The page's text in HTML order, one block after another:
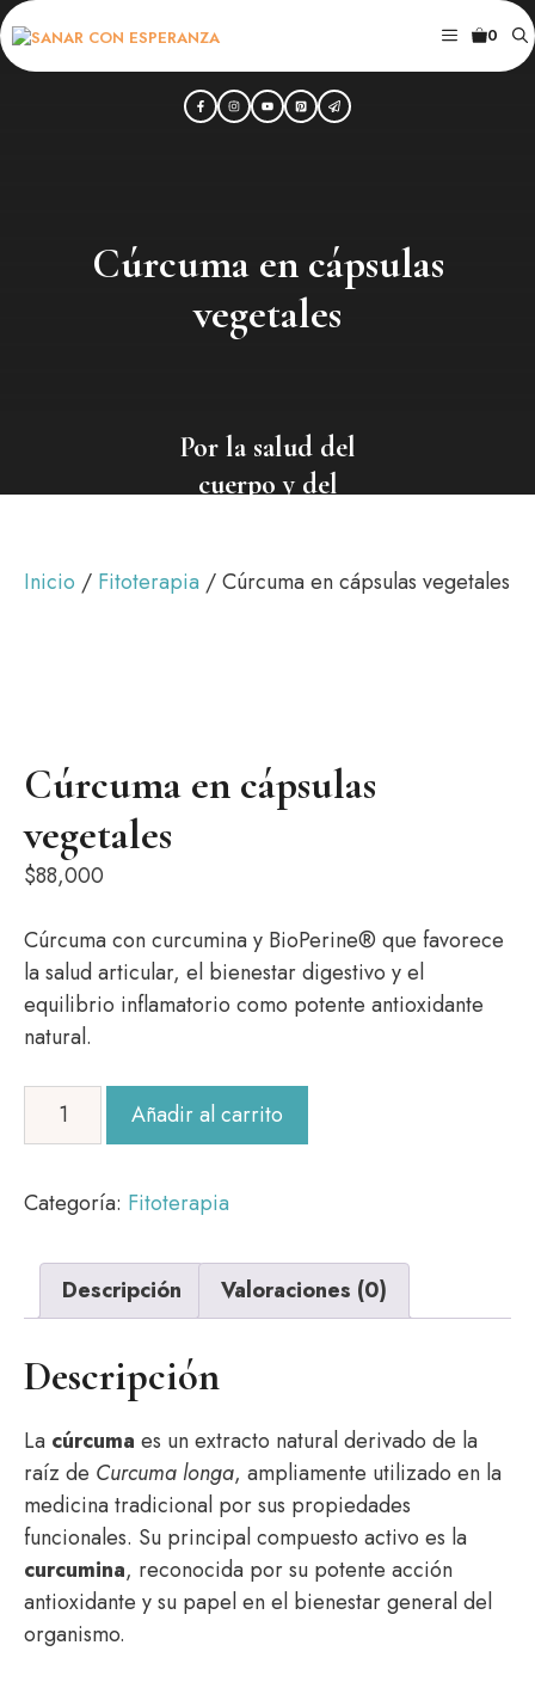
Saltar
al
contenido
MENÚ
0
Cúrcuma en cápsulas
vegetales
Por la salud del
cuerpo y del
Inicio / Fitoterapia / Cúrcuma en cápsulas vegetales
Cúrcuma en cápsulas
vegetales
$88,000
Cúrcuma con curcumina y BioPerine® que favorece
la salud articular, el bienestar digestivo y el
equilibrio inflamatorio como potente antioxidante
natural.
Cúrcuma
vegetales
Añadir al carrito
Categoría: Fitoterapia
Descripción Valoraciones (0)
Descripción
La cúrcuma es un extracto natural derivado de la
raíz de Curcuma longa, ampliamente utilizado en la
medicina tradicional por sus propiedades
funcionales. Su principal compuesto activo es la
curcumina, reconocida por su potente acción
antioxidante y su papel en el bienestar general del
organismo.